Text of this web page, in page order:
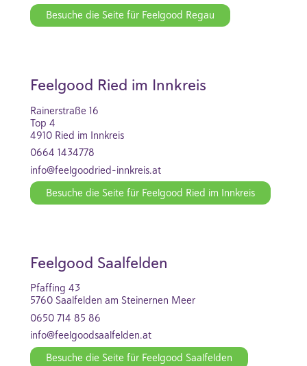
Besuche die Seite für Feelgood Regau
Feelgood Ried im Innkreis
Rainerstraße 16
Top 4
4910 Ried im Innkreis
0664 1434778
info@feelgoodried-innkreis.at
Besuche die Seite für Feelgood Ried im Innkreis
Feelgood Saalfelden
Pfaffing 43
5760 Saalfelden am Steinernen Meer
0650 714 85 86
info@feelgoodsaalfelden.at
Besuche die Seite für Feelgood Saalfelden